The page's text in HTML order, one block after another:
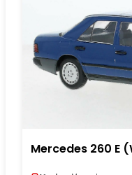
Mercedes 260 E